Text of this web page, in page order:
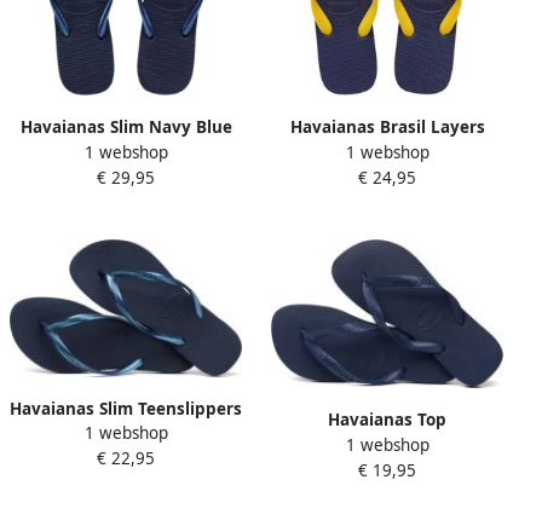
Havaianas Slim Navy Blue
1 webshop
€ 29,95
Havaianas Brasil Layers
Blauw Rubber Teenslippers
Unisex
1 webshop
€ 24,95
Havaianas Slim Teenslippers
1 webshop
€ 22,95
Havaianas Top
1 webshop
€ 19,95